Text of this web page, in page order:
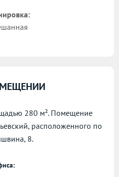
280 м². Помещение
расположенного по
8.